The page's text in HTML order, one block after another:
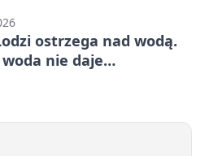
ostrzega nad wodą.
nie daje